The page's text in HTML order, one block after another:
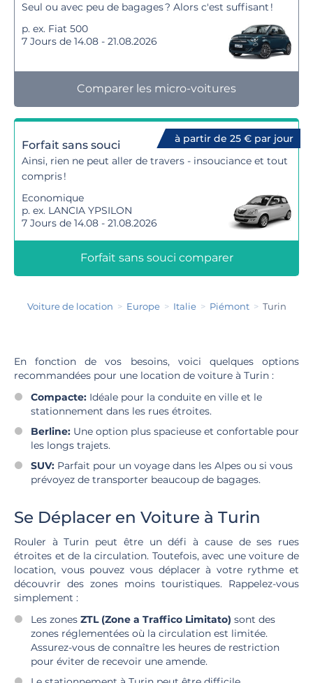
Seul ou avec peu de bagages ? Alors c'est suffisant !
p. ex. Fiat 500
7 Jours de 14.08 - 21.08.2026
Comparer les micro-voitures
à partir de 25 € par jour
Forfait sans souci
Ainsi, rien ne peut aller de travers - insouciance et tout
compris !
Economique
p. ex. LANCIA YPSILON
7 Jours de 14.08 - 21.08.2026
Forfait sans souci comparer
Voiture de location Europe Italie Piémont Turin
En fonction de vos besoins, voici quelques options
recommandées pour une location de voiture à Turin :
Compacte: Idéale pour la conduite en ville et le
stationnement dans les rues étroites.
Berline: Une option plus spacieuse et confortable pour
les longs trajets.
SUV: Parfait pour un voyage dans les Alpes ou si vous
prévoyez de transporter beaucoup de bagages.
Se Déplacer en Voiture à Turin
Rouler à Turin peut être un défi à cause de ses rues
étroites et de la circulation. Toutefois, avec une voiture de
location, vous pouvez vous déplacer à votre rythme et
découvrir des zones moins touristiques. Rappelez-vous
simplement :
Les zones ZTL (Zone a Traffico Limitato) sont des
zones réglementées où la circulation est limitée.
Assurez-vous de connaître les heures de restriction
pour éviter de recevoir une amende.